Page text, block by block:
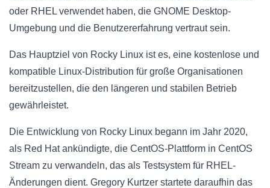
oder RHEL verwendet haben, die GNOME Desktop-
Umgebung und die Benutzererfahrung vertraut sein.
Das Hauptziel von Rocky Linux ist es, eine kostenlose und
kompatible Linux-Distribution für große Organisationen
bereitzustellen, die den längeren und stabilen Betrieb
gewährleistet.
Die Entwicklung von Rocky Linux begann im Jahr 2020,
als Red Hat ankündigte, die CentOS-Plattform in CentOS
Stream zu verwandeln, das als Testsystem für RHEL-
Änderungen dient. Gregory Kurtzer startete daraufhin das